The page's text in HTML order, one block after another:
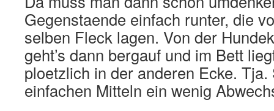
Gegenstaende einfach runter, die
selben Fleck lagen. Von der
geht’s dann bergauf und im Bett
ploetzlich in der anderen Ecke.
einfachen Mitteln ein wenig